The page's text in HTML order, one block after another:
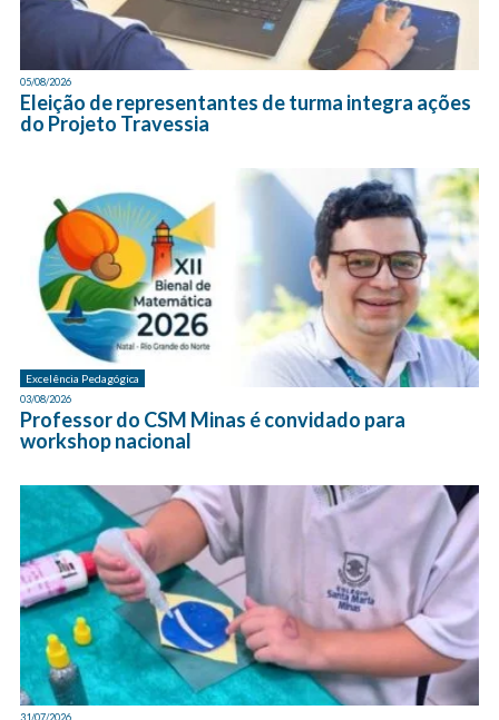
05/08/2026
Eleição de representantes de turma integra ações
do Projeto Travessia
Excelência Pedagógica
03/08/2026
Professor do CSM Minas é convidado para
workshop nacional
31/07/2026